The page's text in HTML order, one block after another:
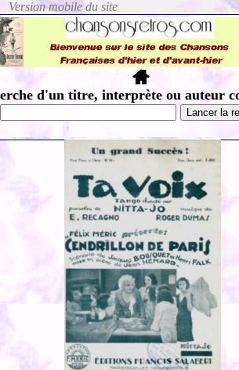
d'un titre, interprète ou auteur